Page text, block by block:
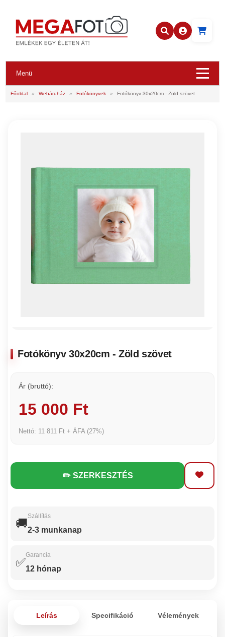
Menü
Főoldal » Webáruház » Fotókönyvek » Fotókönyv 30x20cm - Zöld szövet
Fotókönyv 30x20cm - Zöld szövet
Ár (bruttó):
15 000 Ft
Nettó: 11 811 Ft + ÁFA (27%)
✏️ SZERKESZTÉS
🚚
Szállítás
2-3 munkanap
✅
Garancia
12 hónap
Leírás Specifikáció Vélemények